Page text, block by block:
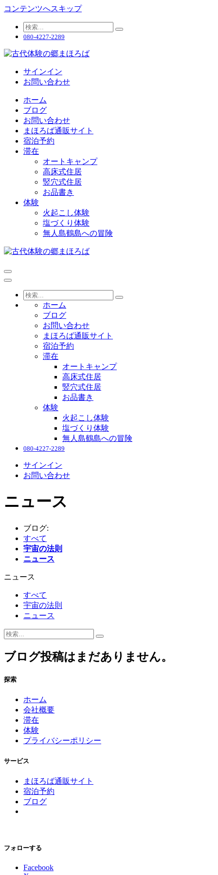
コンテンツへスキップ
080-4227-2289
サインイン
お問い合わせ
ホーム
ブログ
お問い合わせ
まほろば通販サイト
宿泊予約
滞在
オートキャンプ
高床式住居
竪穴式住居
お品書き
体験
火起こし体験
塩づくり体験
無人島鶴島への冒険
ホーム
ブログ
お問い合わせ
まほろば通販サイト
宿泊予約
滞在
オートキャンプ
高床式住居
竪穴式住居
お品書き
体験
火起こし体験
塩づくり体験
無人島鶴島への冒険
080-4227-2289
サインイン
お問い合わせ
ニュース
ブログ:
すべて
宇宙の法則
ニュース
ニュース
すべて
宇宙の法則
ニュース
ブログ投稿はまだありません。
探索
ホーム
会社概要
滞在
体験
プライバシーポリシー
サービス
まほろば通販サイト
宿泊予約
ブログ
フォローする
Facebook